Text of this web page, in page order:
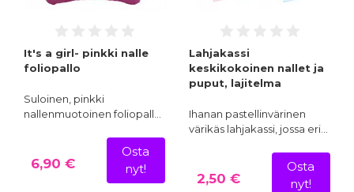
It's a girl- pinkki nalle
foliopallo
Suloinen, pinkki
nallenmuotoinen foliopall…
6,90 €
Osta
nyt!
Lahjakassi
keskikokoinen nallet ja
puput, lajitelma
Ihanan pastellinvärinen
värikäs lahjakassi, jossa eri…
2,50 €
Osta
nyt!